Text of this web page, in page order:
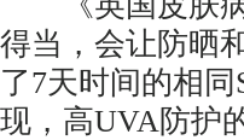
得当，会让防晒
了7天时间的相
现，高UVA防护